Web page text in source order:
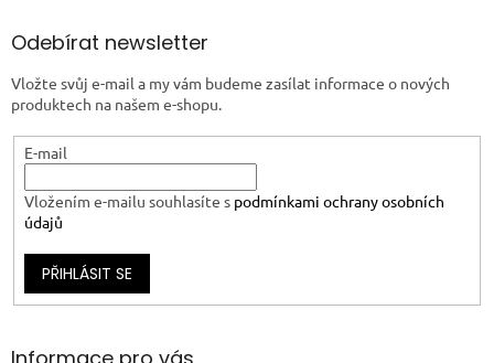
Odebírat newsletter
Vložte svůj e-mail a my vám budeme zasílat informace o nových
produktech na našem e-shopu.
E-mail
Vložením e-mailu souhlasíte s podmínkami ochrany osobních
údajů
PŘIHLÁSIT SE